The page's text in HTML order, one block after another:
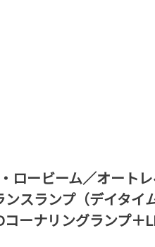
ロービーム／オートレ
スランプ（デイタイ
ーナリングランプ＋